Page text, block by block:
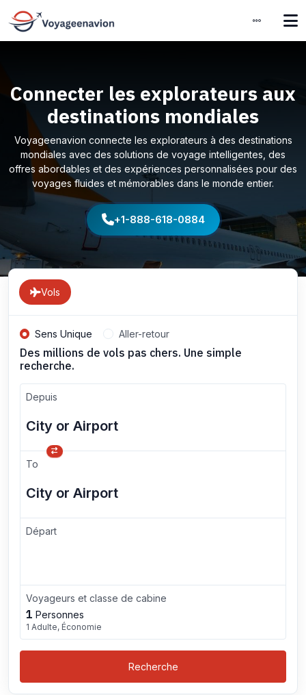
Connecter les explorateurs aux
destinations mondiales
Voyageenavion connecte les explorateurs à des destinations
mondiales avec des solutions de voyage intelligentes, des
offres abordables et des expériences personnalisées pour des
voyages fluides et mémorables dans le monde entier.
+1-888-618-0884
Vols
Sens Unique Aller-retour
Des millions de vols pas chers. Une simple
recherche.
Depuis
To
Départ
Voyageurs et classe de cabine
1 Personnes
1 Adulte, Économie
Recherche